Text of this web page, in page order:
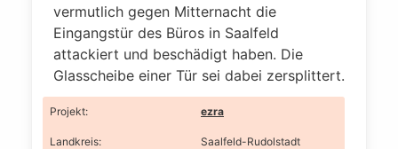
vermutlich gegen Mitternacht die
Eingangstür des Büros in Saalfeld
attackiert und beschädigt haben. Die
Glasscheibe einer Tür sei dabei zersplittert.
Projekt: ezra
Landkreis: Saalfeld-Rudolstadt